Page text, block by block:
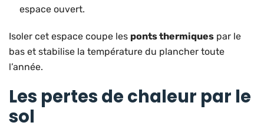
espace ouvert.
Isoler cet espace coupe les ponts thermiques par le
bas et stabilise la température du plancher toute
l’année.
Les pertes de chaleur par le
sol